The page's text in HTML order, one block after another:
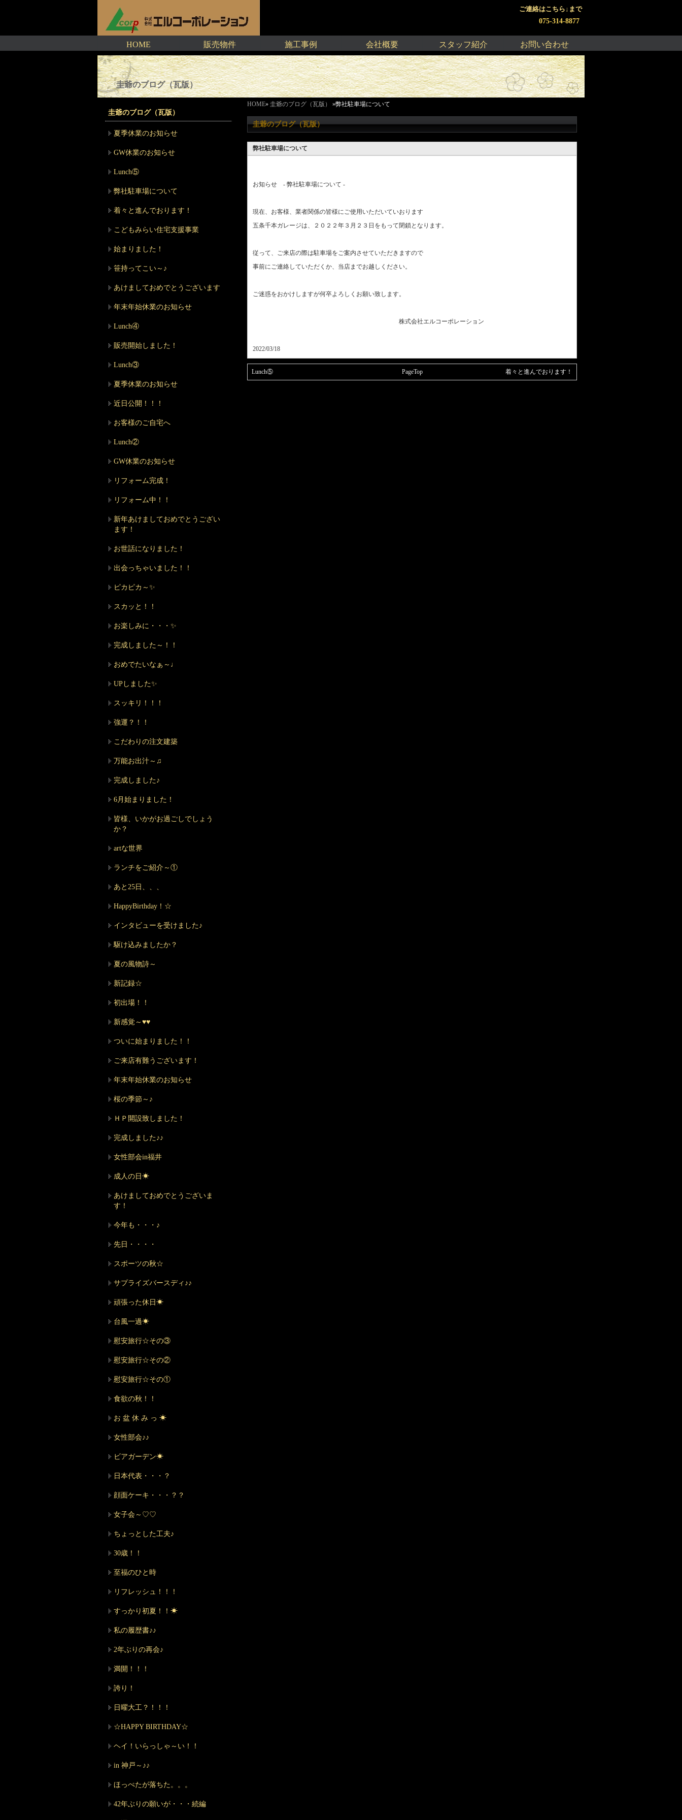
ご連絡はこちら↓まで
075-314-8877
HOME 販売物件 施工事例 会社概要 スタッフ紹介 お問い合わせ
圭爺のブログ（瓦版）
HOME» 圭爺のブログ（瓦版） »弊社駐車場について
圭爺のブログ（瓦版）
弊社駐車場について
お知らせ - 弊社駐車場について -
現在、お客様、業者関係の皆様にご使用いただいていおります
五条千本ガレージは、２０２２年３月２３日をもって閉鎖となります。
従って、ご来店の際は駐車場をご案内させていただきますので
事前にご連絡していただくか、当店までお越しください。
ご迷惑をおかけしますが何卒よろしくお願い致します。
株式会社エルコーポレーション
2022/03/18
Lunch⑤ PageTop 着々と進んでおります！
圭爺のブログ（瓦版）
夏季休業のお知らせ
GW休業のお知らせ
Lunch⑤
弊社駐車場について
着々と進んでおります！
こどもみらい住宅支援事業
始まりました！
笹持ってこい～♪
あけましておめでとうございます
年末年始休業のお知らせ
Lunch④
販売開始しました！
Lunch③
夏季休業のお知らせ
近日公開！！！
お客様のご自宅へ
Lunch②
GW休業のお知らせ
リフォーム完成！
リフォーム中！！
新年あけましておめでとうござい
ます！
お世話になりました！
出会っちゃいました！！
ピカピカ～✨
スカッと！！
お楽しみに・・・✨
完成しました～！！
おめでたいなぁ～♩
UPしました✨
スッキリ！！！
強運？！！
こだわりの注文建築
万能お出汁～♫
完成しました♪
6月始まりました！
皆様、いかがお過ごしでしょう
か？
artな世界
ランチをご紹介～①
あと25日、、、
HappyBirthday！☆
インタビューを受けました♪
駆け込みましたか？
夏の風物詩～
新記録☆
初出場！！
新感覚～♥♥
ついに始まりました！！
ご来店有難うございます！
年末年始休業のお知らせ
桜の季節～♪
ＨＰ開設致しました！
完成しました♪♪
女性部会in福井
成人の日☀
あけましておめでとうございま
す！
今年も・・・♪
先日・・・・
スポーツの秋☆
サプライズバースディ♪♪
頑張った休日☀
台風一過☀
慰安旅行☆その③
慰安旅行☆その②
慰安旅行☆その①
食欲の秋！！
お 盆 休 み っ ☀
女性部会♪♪
ビアガーデン☀
日本代表・・・？
顔面ケーキ・・・？？
女子会～♡♡
ちょっとした工夫♪
30歳！！
至福のひと時
リフレッシュ！！！
すっかり初夏！！☀
私の履歴書♪♪
2年ぶりの再会♪
満開！！！
誇り！
日曜大工？！！！
☆HAPPY BIRTHDAY☆
ヘイ！いらっしゃ～い！！
in 神戸～♪♪
ほっぺたが落ちた。。。
42年ぶりの願いが・・・続編